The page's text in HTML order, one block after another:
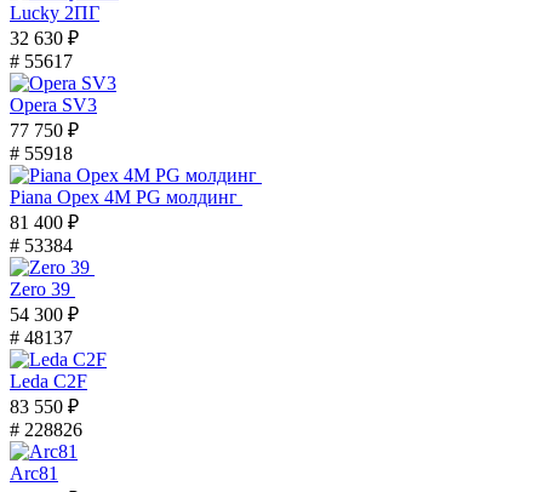
Lucky 2ПГ
32 630 ₽
# 55617
Opera SV3
77 750 ₽
# 55918
Piana Орех 4M PG молдинг
81 400 ₽
# 53384
Zero 39
54 300 ₽
# 48137
Leda C2F
83 550 ₽
# 228826
Arc81